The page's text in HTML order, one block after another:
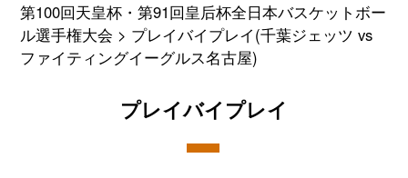
第100回天皇杯・第91回皇后杯全日本バスケットボー
ル選手権大会
プレイバイプレイ(千葉ジェッツ vs
ファイティングイーグルス名古屋)
プレイバイプレイ